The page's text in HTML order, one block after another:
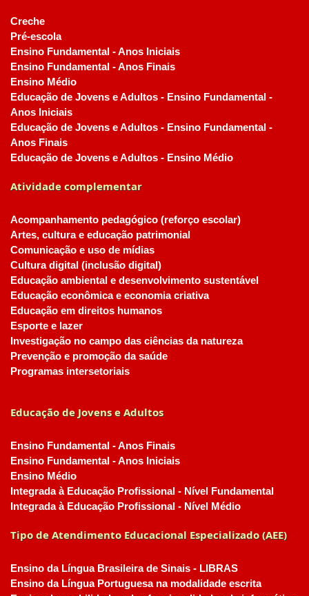
Creche
Pré-escola
Ensino Fundamental - Anos Iniciais
Ensino Fundamental - Anos Finais
Ensino Médio
Educação de Jovens e Adultos - Ensino Fundamental -
Anos Iniciais
Educação de Jovens e Adultos - Ensino Fundamental -
Anos Finais
Educação de Jovens e Adultos - Ensino Médio
Atividade complementar
Acompanhamento pedagógico (reforço escolar)
Artes, cultura e educação patrimonial
Comunicação e uso de mídias
Cultura digital (inclusão digital)
Educação ambiental e desenvolvimento sustentável
Educação econômica e economia criativa
Educação em direitos humanos
Esporte e lazer
Investigação no campo das ciências da natureza
Prevenção e promoção da saúde
Programas intersetoriais
Educação de Jovens e Adultos
Ensino Fundamental - Anos Finais
Ensino Fundamental - Anos Iniciais
Ensino Médio
Integrada à Educação Profissional - Nível Fundamental
Integrada à Educação Profissional - Nível Médio
Tipo de Atendimento Educacional Especializado (AEE)
Ensino da Língua Brasileira de Sinais - LIBRAS
Ensino da Língua Portuguesa na modalidade escrita